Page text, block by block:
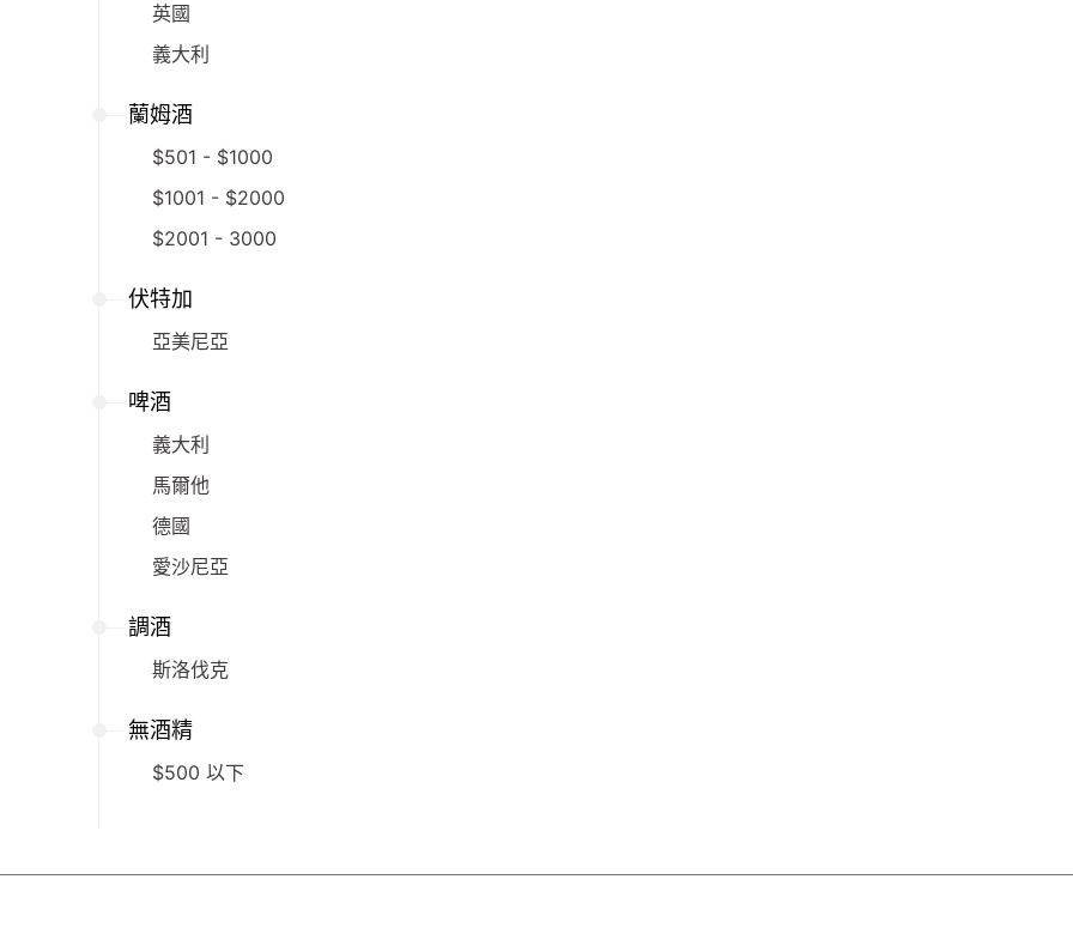
英國
義大利
蘭姆酒
$501 - $1000
$1001 - $2000
$2001 - 3000
伏特加
亞美尼亞
啤酒
義大利
馬爾他
德國
愛沙尼亞
調酒
斯洛伐克
無酒精
$500 以下